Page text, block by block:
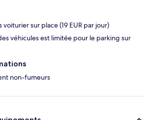
voiturier sur place (19 EUR par jour)
véhicules est limitée pour le parking sur
non-fumeurs